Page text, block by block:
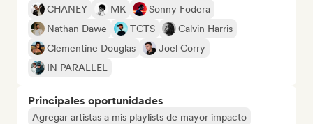
CHANEY MK
Sonny Fodera
Nathan Dawe
TCTS
Calvin Harris
Clementine Douglas
Joel Corry
IN PARALLEL
Principales oportunidades
Agregar artistas a mis playlists de mayor impacto